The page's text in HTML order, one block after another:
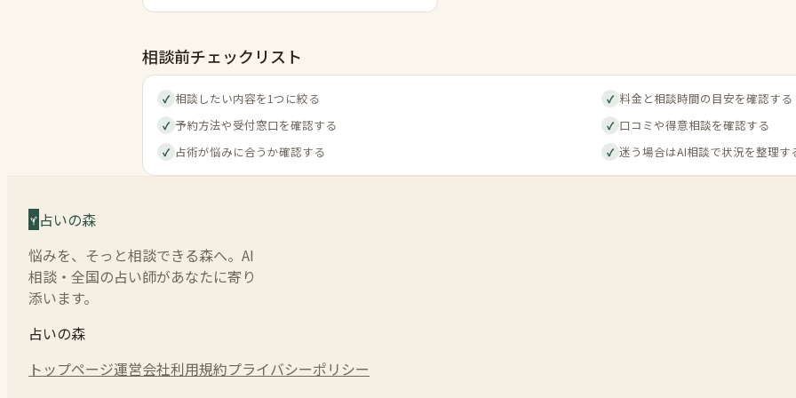
相談前チェックリスト
✓ 相談したい内容を1つに絞る ✓ 料金と相談時間の目安を確認する
✓ 予約方法や受付窓口を確認する ✓ 口コミや得意相談を確認する
✓ 占術が悩みに合うか確認する ✓ 迷う場合はAI相談で状況を整理す
占いの森
悩みを、そっと相談できる森へ。AI
相談・全国の占い師があなたに寄り
添います。
占いの森
トップページ運営会社利用規約プライバシーポリシー